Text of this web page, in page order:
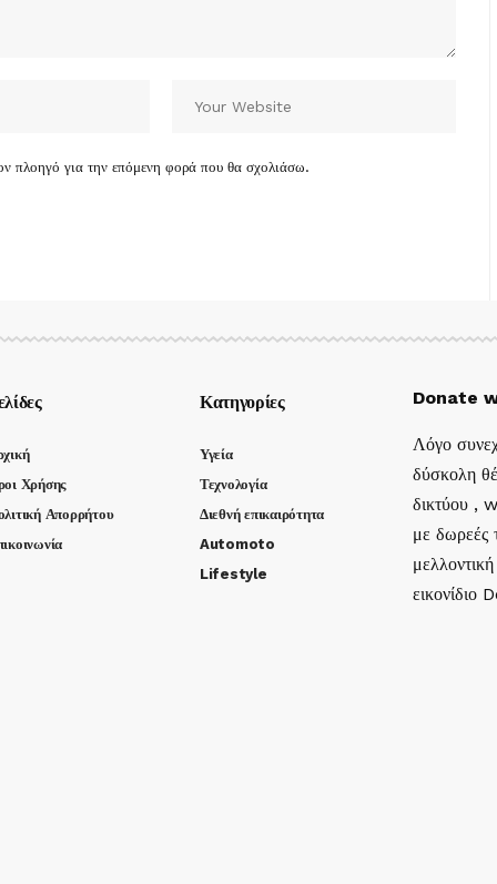
πλοηγό για την επόμενη φορά που θα σχολιάσω.
Χρήσης
Απορρήτου
Κατηγορίες
Υγεία
Τεχνολογία
Διεθνή επικαιρότητα
Automoto
Lifestyle
Donate
Λόγο
δύσκολη
δικτύου ,
με δωρεές
εικονίδιο